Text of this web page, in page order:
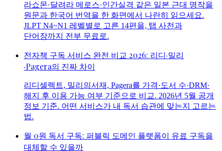
라쇼몬·달려라 메로스·인간실격 같은 일본 근대 명작을
원문과 한국어 번역을 한 화면에서 나란히 읽으세요.
JLPT N4~N1 레벨별로 고른 14편을, 탭 사전과
단어장까지 전부 무료로.
전자책 구독 서비스 완전 비교 2026: 리디·밀리
·Pagera의 진짜 차이
리디셀렉트, 밀리의서재, Pagera를 가격·도서 수·DRM·
해지 후 이용 가능 여부 기준으로 비교. 2026년 5월 공개
정보 기준. 어떤 서비스가 내 독서 습관에 맞는지 고르는
법.
월 0원 독서 구독: 퍼블릭 도메인 플랫폼이 유료 구독을
대체할 수 있을까